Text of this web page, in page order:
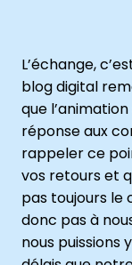
L’échange,
blog digital
que
réponse aux
rappeler ce
vos retours et
pas toujours le
donc pas à
nous puissions